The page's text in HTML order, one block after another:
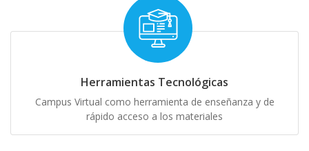
Herramientas Tecnológicas
Campus Virtual como herramienta de enseñanza y de
rápido acceso a los materiales